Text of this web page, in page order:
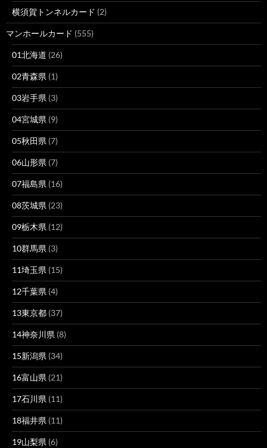
横須賀トンネルカード (2)
マンホールカード (555)
01北海道 (26)
02青森県 (1)
03岩手県 (3)
04宮城県 (9)
05秋田県 (7)
06山形県 (7)
07福島県 (16)
08茨城県 (23)
09栃木県 (12)
10群馬県 (3)
11埼玉県 (15)
12千葉県 (4)
13東京都 (37)
14神奈川県 (8)
15新潟県 (34)
16富山県 (21)
17石川県 (11)
18福井県 (11)
19山梨県 (6)